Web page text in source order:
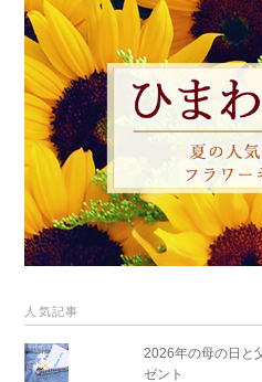
人気記事
2026年の母の日と
ゼント